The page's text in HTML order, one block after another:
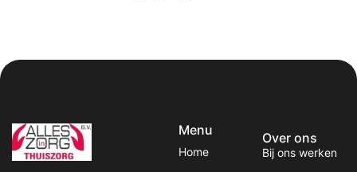
Menu
Home
Over ons
Bij ons werken